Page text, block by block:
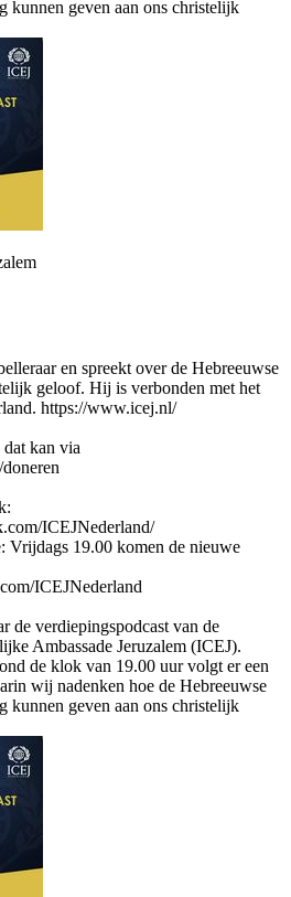
kunnen geven aan ons christelijk
en spreekt over de Hebreeuwse
geloof. Hij is verbonden met het
https://www.icej.nl/
dat kan via
ICEJNederland/
Vrijdags 19.00 komen de nieuwe
ICEJNederland
de verdiepingspodcast van de
Ambassade Jeruzalem (ICEJ).
de klok van 19.00 uur volgt er een
wij nadenken hoe de Hebreeuwse
kunnen geven aan ons christelijk